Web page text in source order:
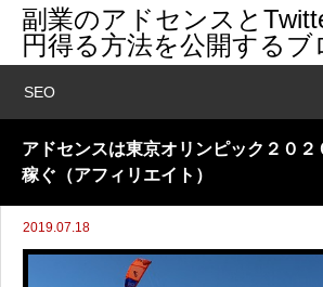
副業のアドセンスと
円得る方法を公開するブ
SEO
アドセンスは東京オリンピック２０２
稼ぐ（アフィリエイト）
2019.07.18